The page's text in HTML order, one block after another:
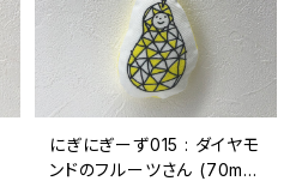
にぎにぎーず015 : ダイヤモ
ンドのフルーツさん (70mm